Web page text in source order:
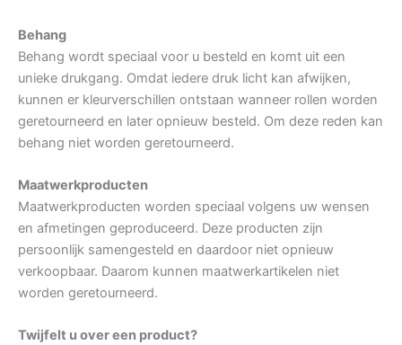
Behang
Behang wordt speciaal voor u besteld en komt uit een
unieke drukgang. Omdat iedere druk licht kan afwijken,
kunnen er kleurverschillen ontstaan wanneer rollen worden
geretourneerd en later opnieuw besteld. Om deze reden kan
behang niet worden geretourneerd.
Maatwerkproducten
Maatwerkproducten worden speciaal volgens uw wensen
en afmetingen geproduceerd. Deze producten zijn
persoonlijk samengesteld en daardoor niet opnieuw
verkoopbaar. Daarom kunnen maatwerkartikelen niet
worden geretourneerd.
Twijfelt u over een product?